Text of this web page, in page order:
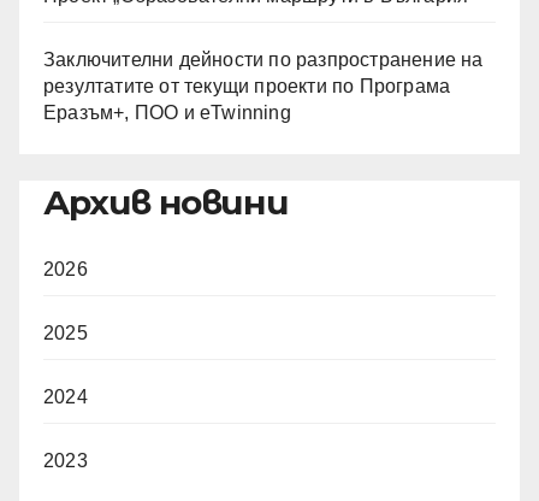
Заключителни дейности по разпространение на
резултатите от текущи проекти по Програма
Еразъм+, ПОО и eTwinning
Архив новини
2026
2025
2024
2023